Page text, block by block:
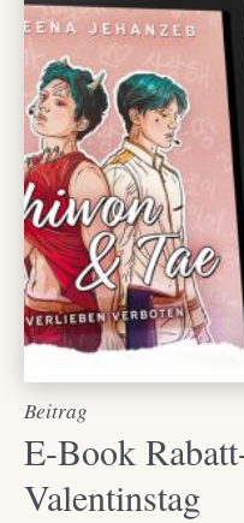
Beitrag
E-Book
Valentinstag